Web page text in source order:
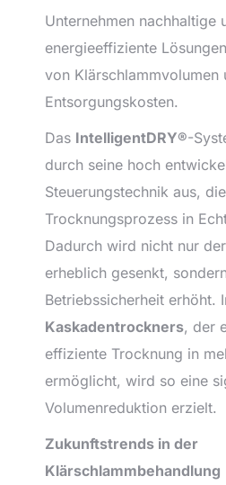
Unternehmen nachhaltige
energieeffiziente
von Klärschlammvolumen
Entsorgungskosten.
Das IntelligentDRY®-
durch seine hoch
Steuerungstechnik aus,
Trocknungsprozess in
Dadurch wird nicht nur
erheblich gesenkt,
Betriebssicherheit erhöht.
Kaskadentrockners, der
effiziente Trocknung in
ermöglicht, wird so eine
Volumenreduktion erzielt.
Zukunftstrends in der
Klärschlammbehandlung